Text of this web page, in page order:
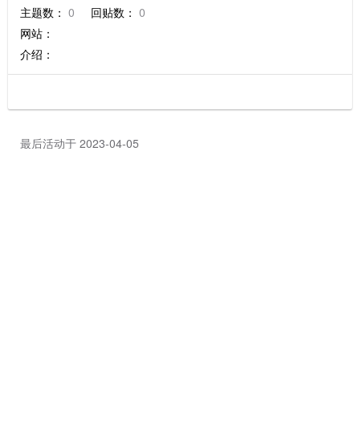
主题数： 0 回贴数： 0
网站：
介绍：
最后活动于 2023-04-05